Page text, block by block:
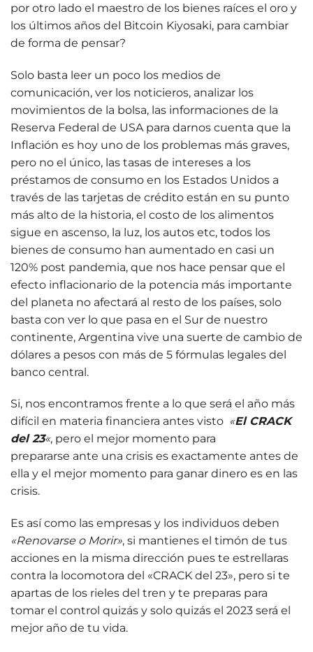
por otro lado el maestro de los bienes raíces el oro y
los últimos años del Bitcoin Kiyosaki, para cambiar
de forma de pensar?
Solo basta leer un poco los medios de
comunicación, ver los noticieros, analizar los
movimientos de la bolsa, las informaciones de la
Reserva Federal de USA para darnos cuenta que la
Inflación es hoy uno de los problemas más graves,
pero no el único, las tasas de intereses a los
préstamos de consumo en los Estados Unidos a
través de las tarjetas de crédito están en su punto
más alto de la historia, el costo de los alimentos
sigue en ascenso, la luz, los autos etc, todos los
bienes de consumo han aumentado en casi un
120% post pandemia, que nos hace pensar que el
efecto inflacionario de la potencia más importante
del planeta no afectará al resto de los países, solo
basta con ver lo que pasa en el Sur de nuestro
continente, Argentina vive una suerte de cambio de
dólares a pesos con más de 5 fórmulas legales del
banco central.
Si, nos encontramos frente a lo que será el año más
difícil en materia financiera antes visto «El CRACK
del 23«, pero el mejor momento para
prepararse ante una crisis es exactamente antes de
ella y el mejor momento para ganar dinero es en las
crisis.
Es así como las empresas y los individuos deben
«Renovarse o Morir», si mantienes el timón de tus
acciones en la misma dirección pues te estrellaras
contra la locomotora del «CRACK del 23», pero si te
apartas de los rieles del tren y te preparas para
tomar el control quizás y solo quizás el 2023 será el
mejor año de tu vida.